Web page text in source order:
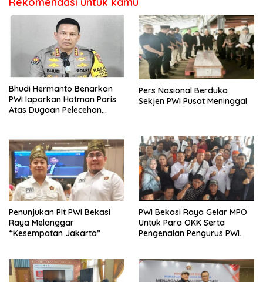
Bhudi Hermanto Benarkan
PWI laporkan Hotman Paris
Atas Dugaan Pelecehan
Pers Nasional Berduka
Sekjen PWI Pusat Meninggal
Penunjukan Plt PWI Bekasi
Raya Melanggar
“Kesempatan Jakarta”
PWI Bekasi Raya Gelar MPO
Untuk Para OKK Serta
Pengenalan Pengurus PWI